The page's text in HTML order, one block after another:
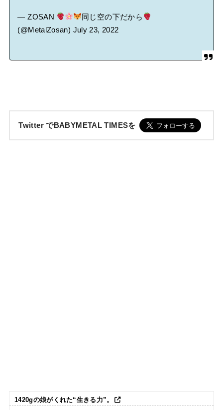
— ZOSAN
同じ空の下だから
(@MetalZosan) July 23, 2022
Twitter でBABYMETAL TIMESを
1420gの娘がくれた“生きる力”。